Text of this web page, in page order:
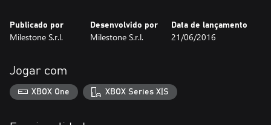
Publicado por
Milestone S.r.l.
Desenvolvido por
Milestone S.r.l.
Data de lançamento
21/06/2016
Jogar com
XBOX One XBOX Series X|S